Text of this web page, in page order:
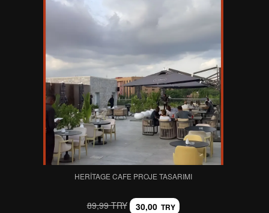
HERITAGE CAFE PROJE TASARIMI
89,99 TRY 30,00 TRY